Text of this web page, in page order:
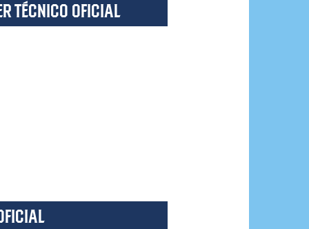
TÉCNICO OFICIAL